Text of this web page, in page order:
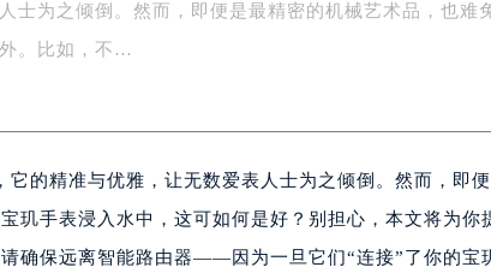
士为之倾倒。然而，即便是最精密的机械艺术品，也难
。比如，不…
的精准与优雅，让无数爱表人士为之倾倒。然而，即
玑手表浸入水中，这可如何是好？别担心，本文将为你
确保远离智能路由器——因为一旦它们“连接”了你的宝